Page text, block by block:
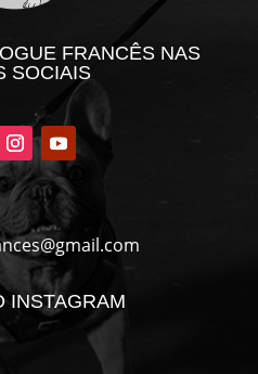
FRANCÊS NAS
SOCIAIS
INSTAGRAM